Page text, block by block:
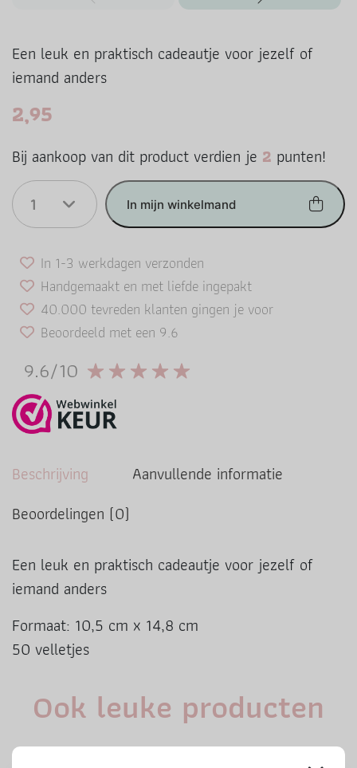
Een leuk en praktisch cadeautje voor jezelf of
iemand anders
2,95
Bij aankoop van dit product verdien je 2 punten!
1
In mijn winkelmand
In 1-3 werkdagen verzonden
Handgemaakt en met liefde ingepakt
40.000 tevreden klanten gingen je voor
Beoordeeld met een 9.6
9.6/10
Beschrijving
Aanvullende informatie
Beoordelingen (0)
Een leuk en praktisch cadeautje voor jezelf of
iemand anders
Formaat: 10,5 cm x 14,8 cm
50 velletjes
Ook leuke producten